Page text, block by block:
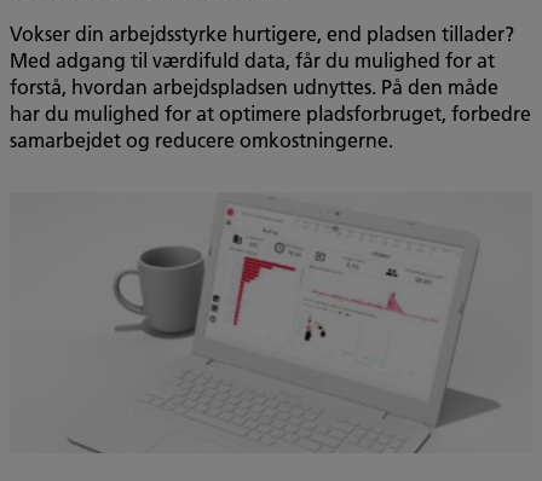
Vokser din arbejdsstyrke hurtigere, end pladsen tillader?
Med adgang til værdifuld data, får du mulighed for at
forstå, hvordan arbejdspladsen udnyttes. På den måde
har du mulighed for at optimere pladsforbruget, forbedre
samarbejdet og reducere omkostningerne.